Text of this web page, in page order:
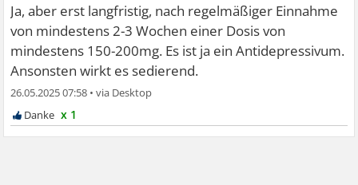
Ja, aber erst langfristig, nach regelmäßiger Einnahme
von mindestens 2-3 Wochen einer Dosis von
mindestens 150-200mg. Es ist ja ein Antidepressivum.
Ansonsten wirkt es sedierend.
26.05.2025 07:58 •
x 1